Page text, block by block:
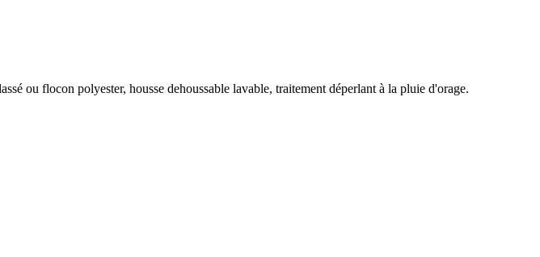
ou flocon polyester, housse dehoussable lavable, traitement déperlant à la pluie d'orage.